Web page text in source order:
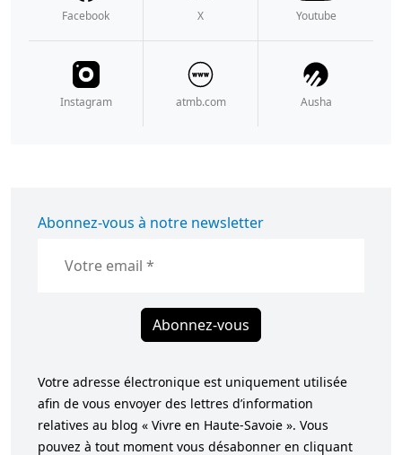
Facebook X Youtube
Instagram atmb.com Ausha
Abonnez-vous à notre newsletter
Abonnez-vous
Votre adresse électronique est uniquement utilisée
afin de vous envoyer des lettres d’information
relatives au blog « Vivre en Haute-Savoie ». Vous
pouvez à tout moment vous désabonner en cliquant